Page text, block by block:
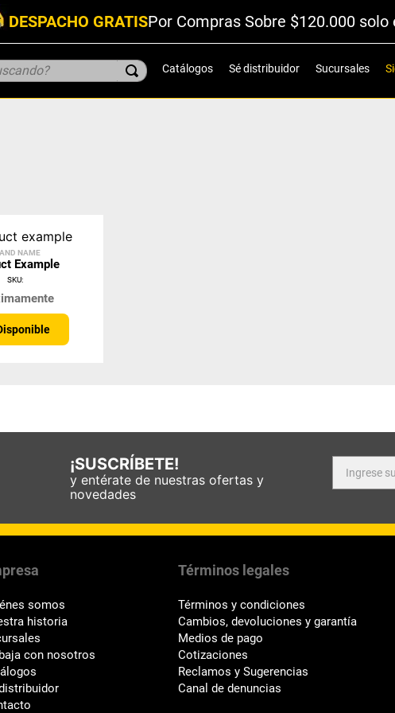
DESPACHO GRATISPor Compras Sobre $120.000 solo
Catálogos Sé distribuidor Sucursales
NAME
Example
SKU:
¡SUSCRÍBETE!
y entérate de nuestras ofertas y
novedades
somos
historia
con nosotros
Términos legales
Términos y condiciones
Cambios, devoluciones y garantía
Medios de pago
Cotizaciones
Reclamos y Sugerencias
Canal de denuncias